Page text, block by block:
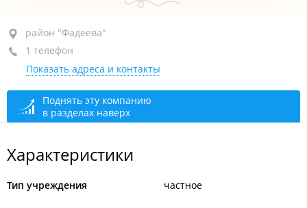
район "Фадеева", ул. Фадеева, 10А
+7 952 084-14-84
закрыто, откроется в 10:00
район "Фадеева"
1 телефон
Показать адреса и контакты
Поднять эту компанию
в разделах наверх
Характеристики
Тип учреждения частное